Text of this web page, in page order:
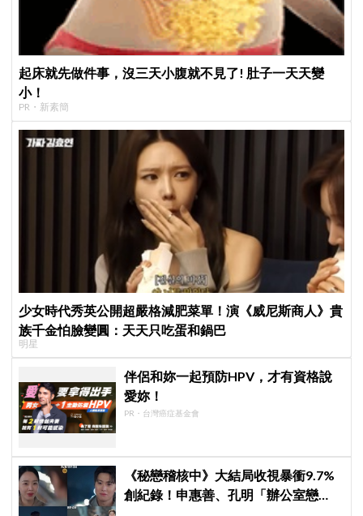
起床就先做件事，沒三天小腹就不見了! 肚子一天天變
小！
PR・新素簡
少女時代秀英公開超嚴格減肥菜單！演《威尼斯商人》貴
族千金怕臉變圓：天天只吃蛋和鍋巴
明星
伴侶和妳一起預防HPV，才有資格說
愛妳！
PR・台灣癌症基金會
《秘戀稽核中》大結局收視暴衝9.7%
創紀錄！申惠善、孔明「辦公室戀